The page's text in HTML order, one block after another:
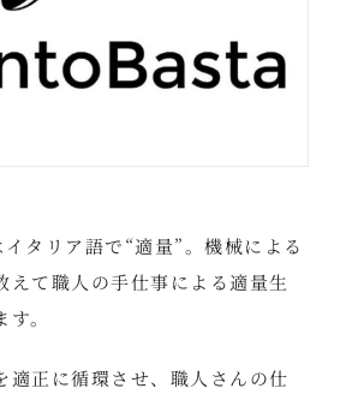
タリア語で“適量”。機械による
えて職人の手仕事による適量生
。
適正に循環させ、職人さんの仕